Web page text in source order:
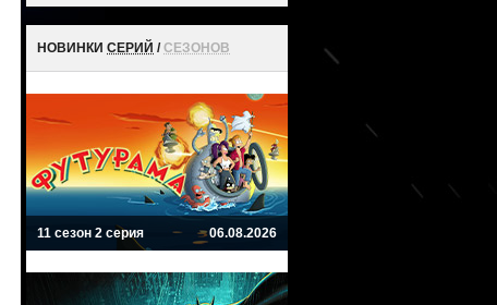
НОВИНКИ СЕРИЙ /СЕЗОНОВ
11 сезон 2 серия 06.08.2026